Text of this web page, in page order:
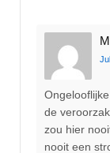
M
de
zou hier
nooit een